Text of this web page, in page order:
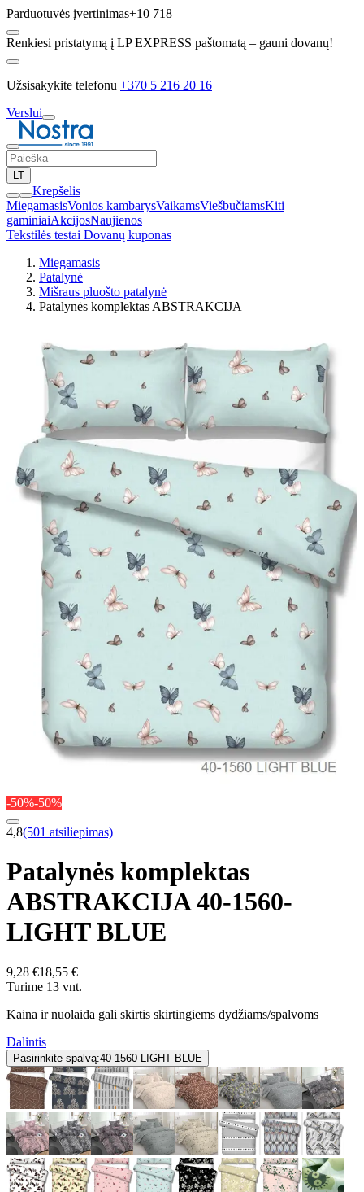
Parduotuvės įvertinimas+10 718
Renkiesi pristatymą į LP EXPRESS paštomatą – gauni dovanų!
Užsisakykite telefonu +370 5 216 20 16
Verslui
LT
Krepšelis
MiegamasisVonios kambarysVaikamsViešbučiamsKiti
gaminiaiAkcijosNaujienos
Tekstilės testai Dovanų kuponas
Miegamasis
Patalynė
Mišraus pluošto patalynė
Patalynės komplektas ABSTRAKCIJA
-50%-50%
4,8(501 atsiliepimas)
Patalynės komplektas
ABSTRAKCIJA 40-1560-
LIGHT BLUE
9,28 €18,55 €
Turime 13 vnt.
Kaina ir nuolaida gali skirtis skirtingiems dydžiams/spalvoms
Dalintis
Pasirinkite spalvą:40-1560-LIGHT BLUE